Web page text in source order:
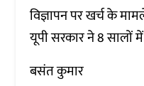
विज्ञापन पर खर्च के
यूपी सरकार ने 8 सालों
बसंत कुमार